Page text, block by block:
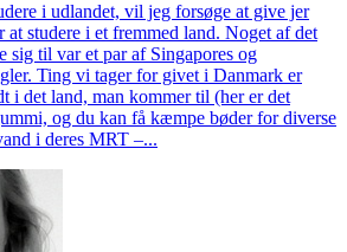
i udlandet, vil jeg forsøge at give jer
studere i et fremmed land. Noget af det
sig til var et par af Singapores og
Ting vi tager for givet i Danmark er
i det land, man kommer til (her er det
og du kan få kæmpe bøder for diverse
i deres MRT –...